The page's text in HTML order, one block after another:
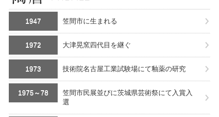
1947 笠間市に生まれる
1972 大津晃窯四代目を継ぐ
1973 技術院名古屋工業試験場にて釉薬の研究
1975～78
笠間市民展並びに茨城県芸術祭にて入賞入
選